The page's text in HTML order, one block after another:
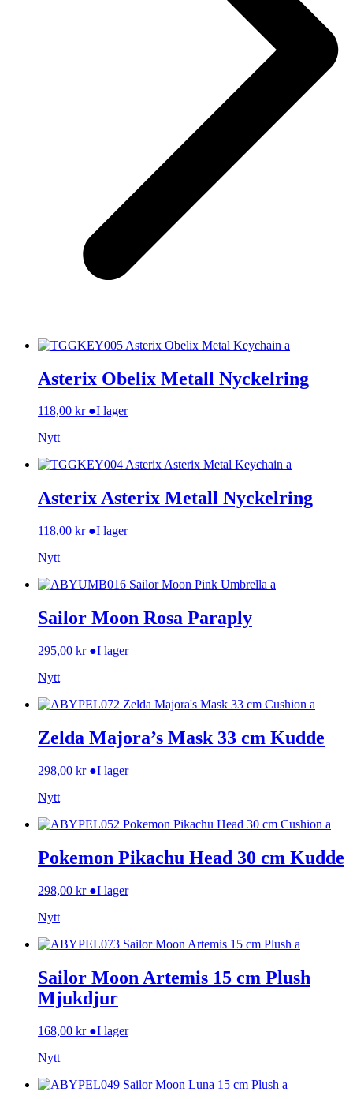
Asterix Obelix Metall Nyckelring
118,00 kr ●I lager
Nytt
Asterix Asterix Metall Nyckelring
118,00 kr ●I lager
Nytt
Sailor Moon Rosa Paraply
295,00 kr ●I lager
Nytt
Zelda Majora’s Mask 33 cm Kudde
298,00 kr ●I lager
Nytt
Pokemon Pikachu Head 30 cm Kudde
298,00 kr ●I lager
Nytt
Sailor Moon Artemis 15 cm Plush
Mjukdjur
168,00 kr ●I lager
Nytt